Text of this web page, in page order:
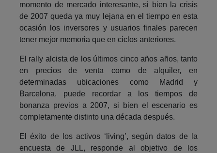
momento de mercado interesante, si bien la crisis
de 2007 queda ya muy lejana en el tiempo en esta
ocasión los inversores y usuarios finales parecen
tener mejor memoria que en ciclos anteriores.
El rally alcista de los últimos cinco años años, tanto
en precios de venta como de alquiler, en
determinadas ubicaciones como Madrid y
Barcelona, puede recordar a los tiempos de
bonanza previos a 2007, si bien el escenario es
completamente distinto una década después.
El éxito de los activos ‘living’, según datos de la
encuesta de JLL, responde al objetivo de los